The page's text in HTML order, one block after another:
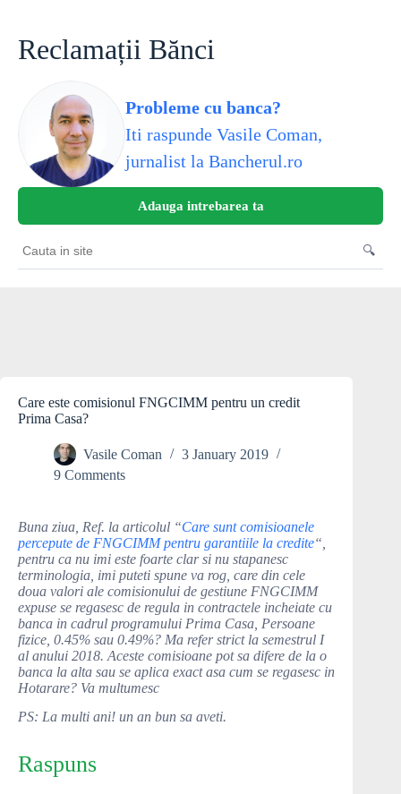
contentReclamații Bănci
Probleme cu banca?
Iti raspunde Vasile Coman,
jurnalist la Bancherul.ro
Adauga intrebarea ta
Cauta
in
🔍
Care este comisionul FNGCIMM pentru un credit
Prima Casa?
Vasile Coman
3 January 2019
9 Comments
Buna ziua, Ref. la articolul “Care sunt comisioanele
percepute de FNGCIMM pentru garantiile la credite“,
pentru ca nu imi este foarte clar si nu stapanesc
terminologia, imi puteti spune va rog, care din cele
doua valori ale comisionului de gestiune FNGCIMM
expuse se regasesc de regula in contractele incheiate cu
banca in cadrul programului Prima Casa, Persoane
fizice, 0.45% sau 0.49%? Ma refer strict la semestrul I
al anului 2018. Aceste comisioane pot sa difere de la o
banca la alta sau se aplica exact asa cum se regasesc in
Hotarare? Va multumesc
PS: La multi ani! un an bun sa aveti.
Raspuns